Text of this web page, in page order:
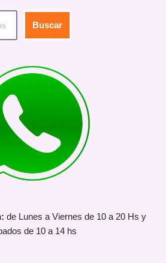
Buscar
de Lunes a Viernes de 10 a 20 Hs y
de 10 a 14 hs